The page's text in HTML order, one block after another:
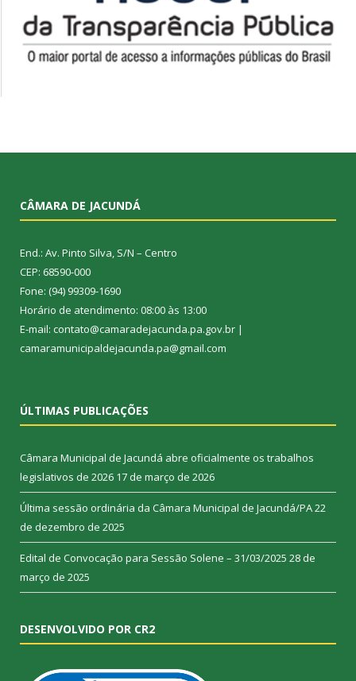
CÂMARA DE JACUNDÁ
End.: Av. Pinto Silva, S/N – Centro
CEP: 68590-000
Fone: (94) 99309-1690
Horário de atendimento: 08:00 às 13:00
E-mail: contato@camaradejacunda.pa.gov.br |
camaramunicipaldejacunda.pa@gmail.com
ÚLTIMAS PUBLICAÇÕES
Câmara Municipal de Jacundá abre oficialmente os trabalhos
legislativos de 2026 17 de março de 2026
Última sessão ordinária da Câmara Municipal de Jacundá/PA22
de dezembro de 2025
Edital de Convocação para Sessão Solene – 31/03/2025 28 de
março de 2025
DESENVOLVIDO POR CR2